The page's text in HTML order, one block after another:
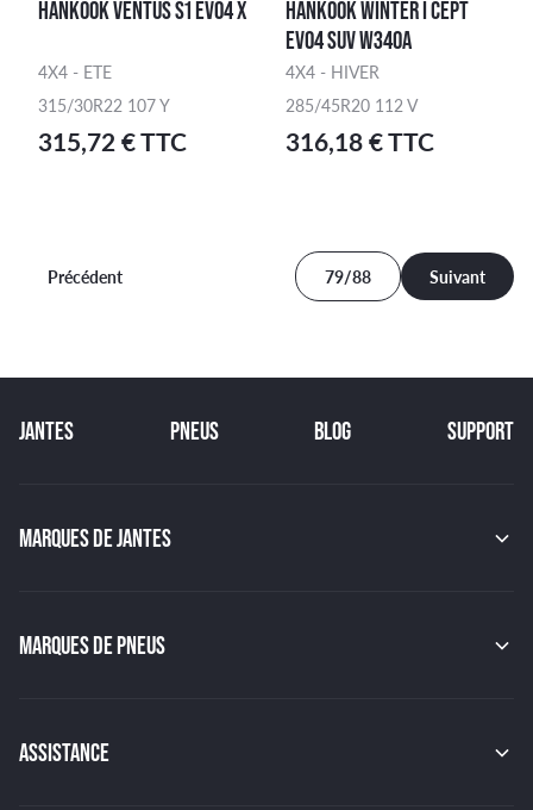
HANKOOK VENTUS S1 EVO4 X
4X4 - ETE
315/30R22 107 Y
315,72 € TTC
HANKOOK WINTER I CEPT
EVO4 SUV W340A
4X4 - HIVER
285/45R20 112 V
316,18 € TTC
Précédent 79/88 Suivant
JANTES PNEUS BLOG SUPPORT
MARQUES DE JANTES
GMP
JAPAN RACING
BBS
MARQUES DE PNEUS
PIRELLI
HANKOOK
ASSISTANCE